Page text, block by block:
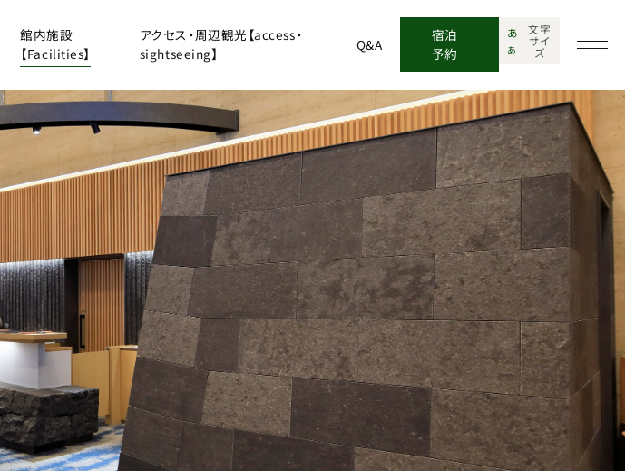
館内施設
【Facilities】
アクセス・周辺観光【access・
sightseeing】
Q&A
宿泊
予約
あ
あ
文字
サイ
ズ